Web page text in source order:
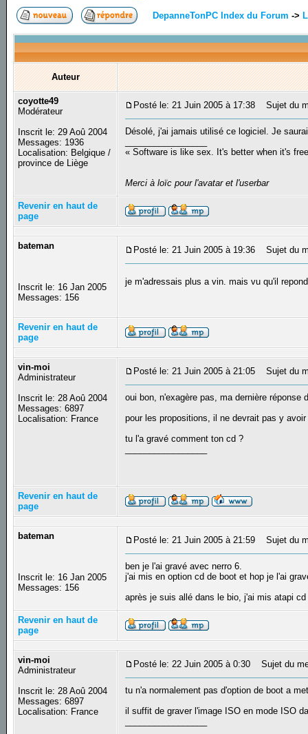
DepanneTonPC Index du Forum ->
Auteur
coyotte49
Modérateur
Inscrit le: 29 Aoû 2004
Messages: 1936
Localisation: Belgique /
province de Liège
Posté le: 21 Juin 2005 à 17:38 Sujet du
Désolé, j'ai jamais utilisé ce logiciel. Je
« Software is like sex. It's better when it's
Merci à loïc pour l'avatar et l'userbar
Revenir en haut de
page
bateman
Inscrit le: 16 Jan 2005
Messages: 156
Posté le: 21 Juin 2005 à 19:36 Sujet du
je m'adressais plus a vin. mais vu qu'il
Revenir en haut de
page
vin-moi
Administrateur
Inscrit le: 28 Aoû 2004
Messages: 6897
Localisation: France
Posté le: 21 Juin 2005 à 21:05 Sujet du
oui bon, n'exagère pas, ma dernière
pour les propositions, il ne devrait pas y
tu l'a gravé comment ton cd ?
Revenir en haut de
page
bateman
Inscrit le: 16 Jan 2005
Messages: 156
Posté le: 21 Juin 2005 à 21:59 Sujet du
ben je l'ai gravé avec nerro 6.
j'ai mis en option cd de boot et hop je l'ai
après je suis allé dans le bio, j'ai mis atapi
Revenir en haut de
page
vin-moi
Administrateur
Inscrit le: 28 Aoû 2004
Messages: 6897
Localisation: France
Posté le: 22 Juin 2005 à 0:30 Sujet du
tu n'a normalement pas d'option de boot a
il suffit de graver l'image ISO en mode ISO